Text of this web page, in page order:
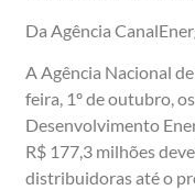
Da Agência
A Agência Nacional
feira, 1º de outubro,
Desenvolvimento
R$ 177,3 milhões
distribuidoras até o